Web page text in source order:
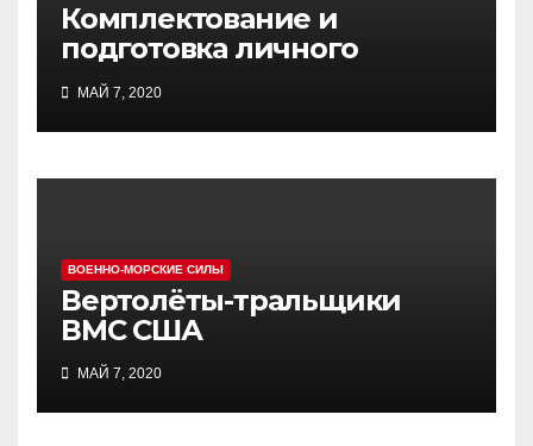
Комплектование и
подготовка личного
состава атомных ракетных
подводных сил США
МАЙ 7, 2020
ВОЕННО-МОРСКИЕ СИЛЫ
Вертолёты-тральщики
ВМС США
МАЙ 7, 2020